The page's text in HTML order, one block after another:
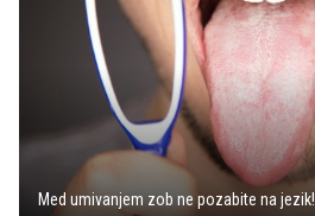
Med umivanjem zob ne pozabite na jezik!